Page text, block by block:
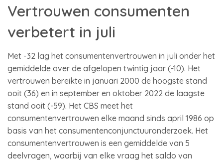
Vertrouwen consumenten
verbetert in juli
Met -32 lag het consumentenvertrouwen in juli onder het
gemiddelde over de afgelopen twintig jaar (-10). Het
vertrouwen bereikte in januari 2000 de hoogste stand
ooit (36) en in september en oktober 2022 de laagste
stand ooit (-59). Het CBS meet het
consumentenvertrouwen elke maand sinds april 1986 op
basis van het consumentenconjunctuuronderzoek. Het
consumentenvertrouwen is een gemiddelde van 5
deelvragen, waarbij van elke vraag het saldo van